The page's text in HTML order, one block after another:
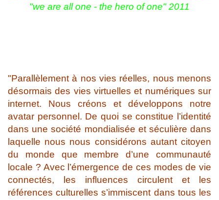
"we are all one - the hero of one" 2011
"Parallèlement à nos vies réelles, nous menons
désormais des vies virtuelles et numériques sur
internet. Nous créons et développons notre
avatar personnel. De quoi se constitue l’identité
dans une société mondialisée et séculière dans
laquelle nous nous considérons autant citoyen
du monde que membre d’une communauté
locale ? Avec l’émergence de ces modes de vie
connectés, les influences circulent et les
références culturelles s’immiscent dans tous les